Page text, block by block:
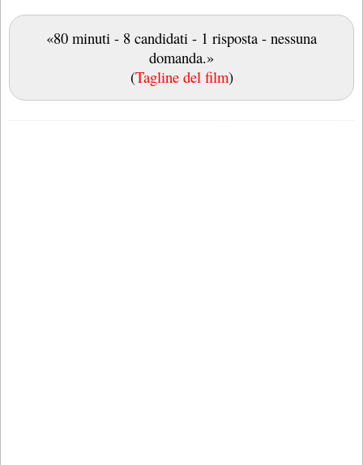
«80 minuti - 8 candidati - 1 risposta - nessuna
domanda.»
(Tagline del film)